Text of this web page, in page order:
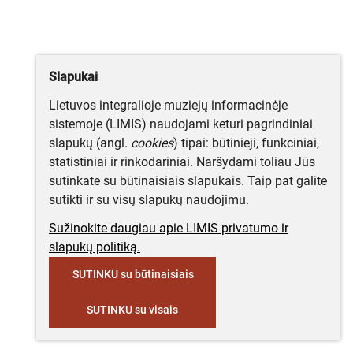
Slapukai
Lietuvos integralioje muziejų informacinėje
sistemoje (LIMIS) naudojami keturi pagrindiniai
slapukų (angl. cookies) tipai: būtinieji, funkciniai,
statistiniai ir rinkodariniai. Naršydami toliau Jūs
sutinkate su būtinaisiais slapukais. Taip pat galite
sutikti ir su visų slapukų naudojimu.
Sužinokite daugiau apie LIMIS privatumo ir
slapukų politiką.
SUTINKU su būtinaisiais
SUTINKU su visais